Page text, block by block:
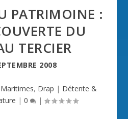
PATRIMOINE :
DU
TERCIER
2008
, Drap | Détente &
| 0 |